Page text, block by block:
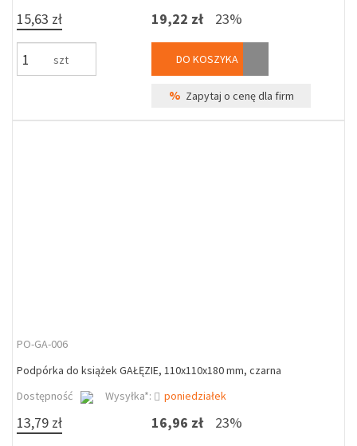
15,63 zł
szt
19,22 zł 23%
DO KOSZYKA
% Zapytaj o cenę dla firm
PO-GA-006
Podpórka do książek GAŁĘZIE, 110x110x180 mm, czarna
Dostępność
Wysyłka*: poniedziałek
13,79 zł 16,96 zł 23%